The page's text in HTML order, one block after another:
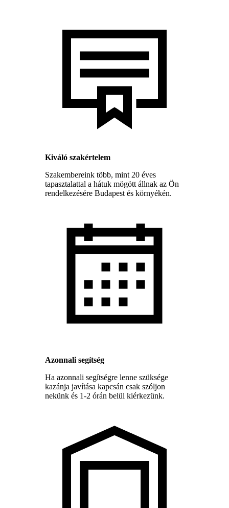
Kiváló szakértelem
Szakembereink több, mint 20 éves
tapasztalattal a hátuk mögött állnak az Ön
rendelkezésére Budapest és környékén.
Azonnali segítség
Ha azonnali segítségre lenne szüksége
kazánja javítása kapcsán csak szóljon
nekünk és 1-2 órán belül kiérkezünk.